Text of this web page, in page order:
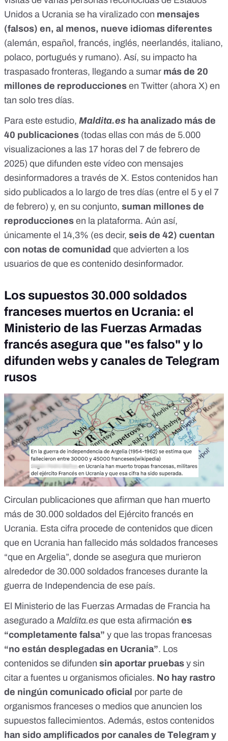
Unidos a Ucrania se ha viralizado con mensajes
(falsos) en, al menos, nueve idiomas diferentes
(alemán, español, francés, inglés, neerlandés, italiano,
polaco, portugués y rumano). Así, su impacto ha
traspasado fronteras, llegando a sumar más de 20
millones de reproducciones en Twitter (ahora X) en
tan solo tres días.
Para este estudio, Maldita.es ha analizado más de
40 publicaciones (todas ellas con más de 5.000
visualizaciones a las 17 horas del 7 de febrero de
2025) que difunden este vídeo con mensajes
desinformadores a través de X. Estos contenidos han
sido publicados a lo largo de tres días (entre el 5 y el 7
de febrero) y, en su conjunto, suman millones de
reproducciones en la plataforma. Aún así,
únicamente el 14,3% (es decir, seis de 42) cuentan
con notas de comunidad que advierten a los
usuarios de que es contenido desinformador.
Los supuestos 30.000 soldados
franceses muertos en Ucrania: el
Ministerio de las Fuerzas Armadas
francés asegura que "es falso" y lo
difunden webs y canales de Telegram
rusos
Circulan publicaciones que afirman que han muerto
más de 30.000 soldados del Ejército francés en
Ucrania. Esta cifra procede de contenidos que dicen
que en Ucrania han fallecido más soldados franceses
“que en Argelia”, donde se asegura que murieron
alrededor de 30.000 soldados franceses durante la
guerra de Independencia de ese país.
El Ministerio de las Fuerzas Armadas de Francia ha
asegurado a Maldita.es que esta afirmación es
“completamente falsa” y que las tropas francesas
“no están desplegadas en Ucrania”. Los
contenidos se difunden sin aportar pruebas y sin
citar a fuentes u organismos oficiales. No hay rastro
de ningún comunicado oficial por parte de
organismos franceses o medios que anuncien los
supuestos fallecimientos. Además, estos contenidos
han sido amplificados por canales de Telegram y